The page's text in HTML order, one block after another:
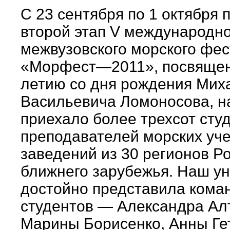
С 23 сентября по 1 октября
второй этап V
межвузовского морского
«Морфест—2011»,
летию со дня рождения
Васильевича Ломоносова,
приехало более трехсот
преподавателей морских
заведений из 30 регионов
ближнего зарубежья. Наш
достойно представила
студентов — Александра
Марины Борисенко, Анны